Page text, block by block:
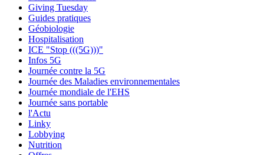
Giving Tuesday
Guides pratiques
Géobiologie
Hospitalisation
ICE "Stop (((5G)))"
Infos 5G
Journée contre la 5G
Journée des Maladies environnementales
Journée mondiale de l'EHS
Journée sans portable
l'Actu
Linky
Lobbying
Nutrition